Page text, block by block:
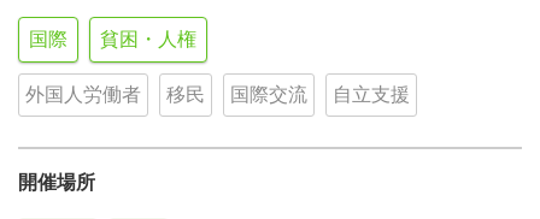
国際 貧困・人権
外国人労働者 移民 国際交流 自立支援
開催場所